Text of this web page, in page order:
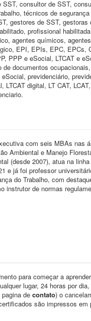
consultor de SST,
técnicos de
gestores de SST,
profissional
agentes químicos,
EPI, EPIs, EPC, EPCs,
PPP e eSocial, LTCAT e
documentos
previdenciário,
digital, LT CAT,
com seis MBAs nas
Ambiental e Manejo
(desde 2007), atua na
e já foi professor
do Trabalho, com
de normas
para começar a
lugar, 24 horas por
de contato) o
são impressos